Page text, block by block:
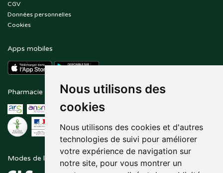
Nous utilisons des
cookies
Nous utilisons des cookies et d'autres
technologies de suivi pour améliorer
votre expérience de navigation sur
notre site, pour vous montrer un
CGV
Données personnelles
Cookies
Apps mobiles
Pharmacie en ligne agréée Paiement sécurisé
Modes de livraison Suivez-nous sur